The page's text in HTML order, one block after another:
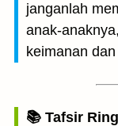
janganlah
anak-
keimanan
📚 Tafsir